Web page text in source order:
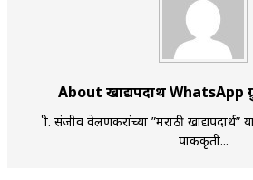
About खाद्यपदार्थ WhatsApp
श्री. संजीव वेलणकरांच्या ”मराठी
पाककृती...